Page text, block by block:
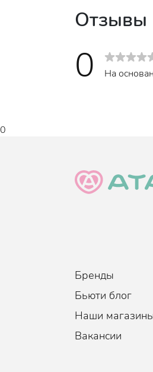
Масло оливы -
закупоривает
коллагена и
воспаление,
Средство обладает
Отзывы
0 На
0
Бренды
Бьюти блог
Наши
Вакансии